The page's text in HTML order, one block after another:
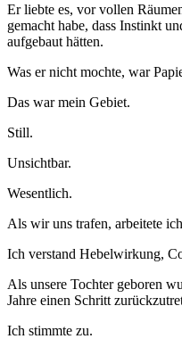
Er liebte es, vor vollen
gemacht habe, dass Instinkt
aufgebaut hätten.
Was er nicht mochte, war
Das war mein Gebiet.
Still.
Unsichtbar.
Wesentlich.
Als wir uns trafen, arbeitete
Ich verstand Hebelwirkung,
Als unsere Tochter geboren
Jahre einen Schritt
Ich stimmte zu.